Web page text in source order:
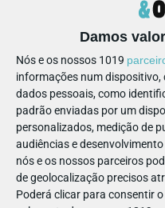
Damos
Nós e os nossos 1019
informações num dispositivo,
dados pessoais, como
padrão enviadas por um
personalizados, medição de
audiências e
nós e os nossos parceiros
de geolocalização precisos
Poderá clicar para consentir